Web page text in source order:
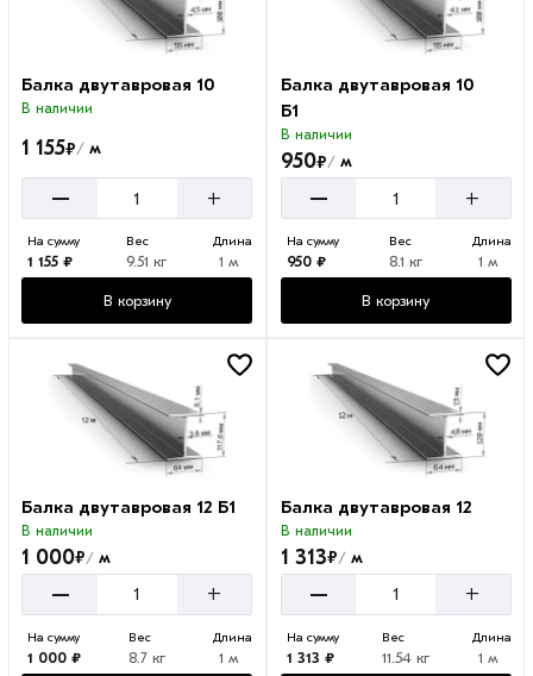
Балка двутавровая 10
В наличии
1 155₽/ м
– +
На сумму
1 155 ₽
Вес
9.51 кг
Длина
1 м
В корзину
Балка двутавровая 10
Б1
В наличии
950₽/м
– +
На сумму
950 ₽
Вес
8.1 кг
Длина
1 м
В корзину
Балка двутавровая 12 Б1
В наличии
1 000₽/ м
– +
На сумму
1 000 ₽
Вес
8.7 кг
Длина
1 м
Балка двутавровая 12
В наличии
1 313₽/м
– +
На сумму
1 313 ₽
Вес
11.54 кг
Длина
1 м